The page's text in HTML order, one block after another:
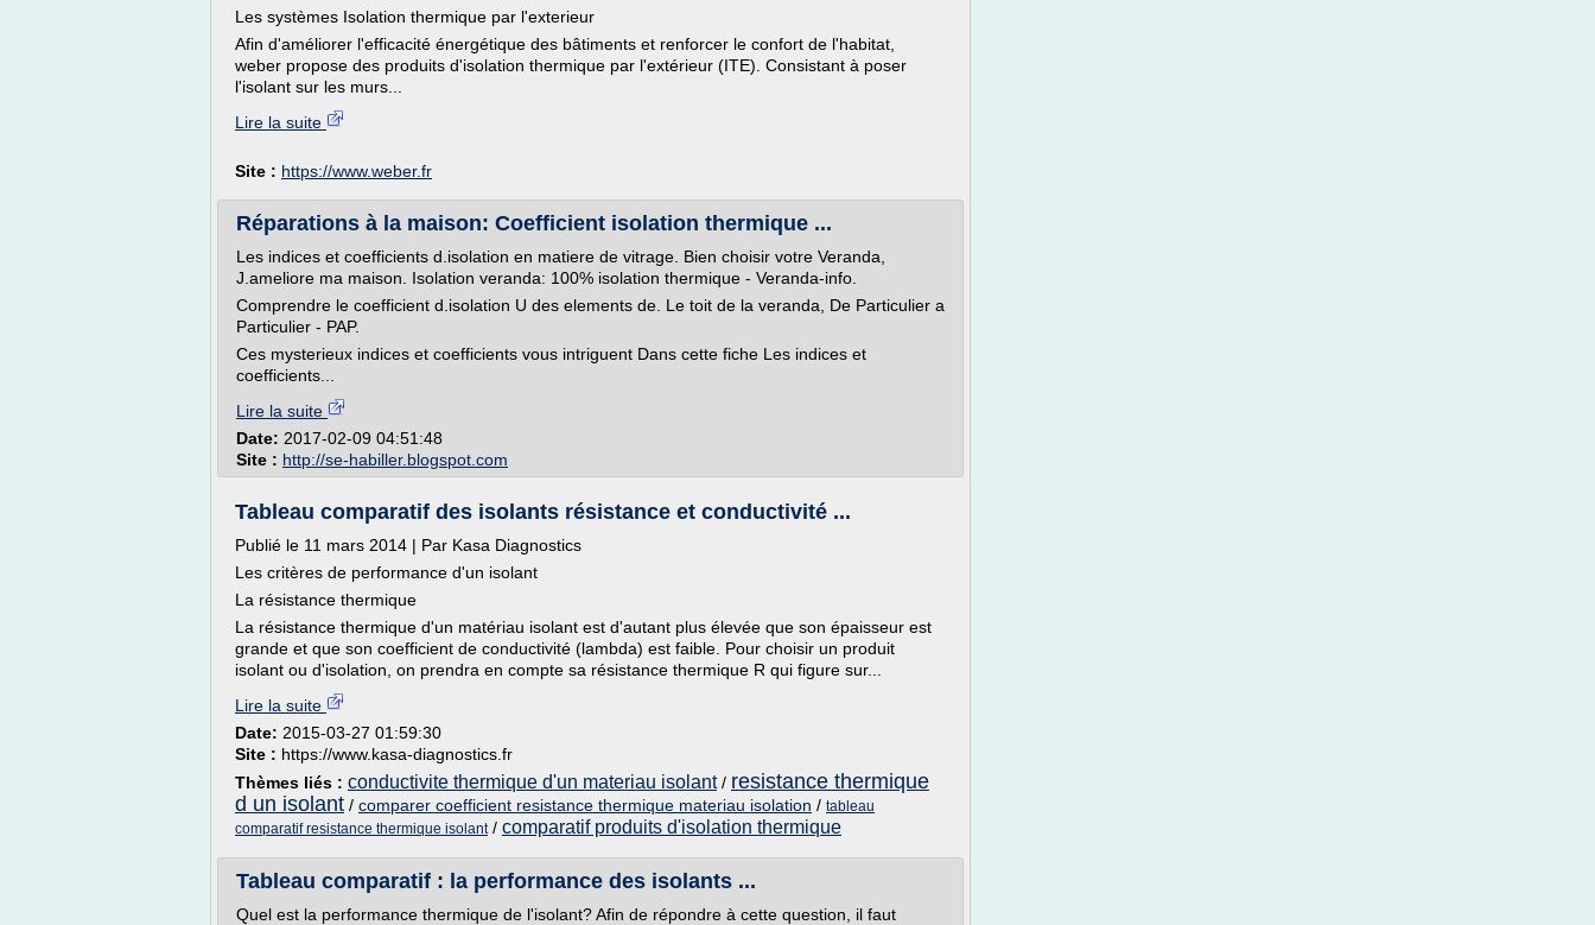
Les systèmes Isolation thermique par l'exterieur
Afin d'améliorer l'efficacité énergétique des bâtiments et renforcer le confort de l'habitat,
weber propose des produits d'isolation thermique par l'extérieur (ITE). Consistant à poser
l'isolant sur les murs...
Lire la suite
Site : https://www.weber.fr
Réparations à la maison: Coefficient isolation thermique ...
Les indices et coefficients d.isolation en matiere de vitrage. Bien choisir votre Veranda,
J.ameliore ma maison. Isolation veranda: 100% isolation thermique - Veranda-info.
Comprendre le coefficient d.isolation U des elements de. Le toit de la veranda, De Particulier a
Particulier - PAP.
Ces mysterieux indices et coefficients vous intriguent Dans cette fiche Les indices et
coefficients...
Lire la suite
Date: 2017-02-09 04:51:48
Site : http://se-habiller.blogspot.com
Tableau comparatif des isolants résistance et conductivité ...
Publié le 11 mars 2014 | Par Kasa Diagnostics
Les critères de performance d'un isolant
La résistance thermique
La résistance thermique d'un matériau isolant est d'autant plus élevée que son épaisseur est
grande et que son coefficient de conductivité (lambda) est faible. Pour choisir un produit
isolant ou d'isolation, on prendra en compte sa résistance thermique R qui figure sur...
Lire la suite
Date: 2015-03-27 01:59:30
Site : https://www.kasa-diagnostics.fr
Thèmes liés : conductivite thermique d'un materiau isolant/ resistance thermique
d un isolant / comparer coefficient resistance thermique materiau isolation / tableau
comparatif resistance thermique isolant/ comparatif produits d'isolation thermique
Tableau comparatif : la performance des isolants ...
Quel est la performance thermique de l'isolant? Afin de répondre à cette question, il faut